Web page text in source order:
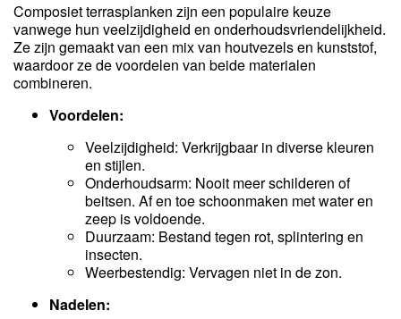
Composiet terrasplanken zijn een populaire keuze
vanwege hun veelzijdigheid en onderhoudsvriendelijkheid.
Ze zijn gemaakt van een mix van houtvezels en kunststof,
waardoor ze de voordelen van beide materialen
combineren.
Voordelen:
Veelzijdigheid: Verkrijgbaar in diverse kleuren
en stijlen.
Onderhoudsarm: Nooit meer schilderen of
beitsen. Af en toe schoonmaken met water en
zeep is voldoende.
Duurzaam: Bestand tegen rot, splintering en
insecten.
Weerbestendig: Vervagen niet in de zon.
Nadelen: